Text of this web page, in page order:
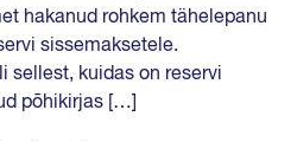
hakanud rohkem tähelepanu
sissemaksetele.
sellest, kuidas on reservi
põhikirjas […]